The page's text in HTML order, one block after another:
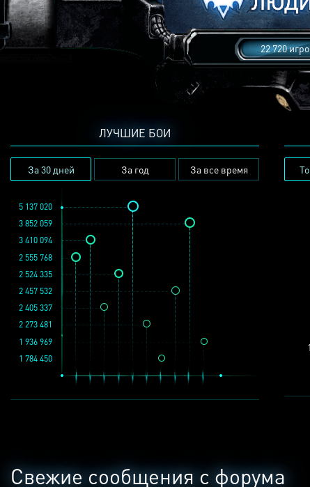
22 720
ЛУЧШИЕ БОИ
За 30 дней За год За все время
1 936 969
3 852 059
2 457 532
1 784 450
2 273 481
5 137 020
2 524 335
2 405 337
3 410 094
2 555 768
Свежие сообщения с форума